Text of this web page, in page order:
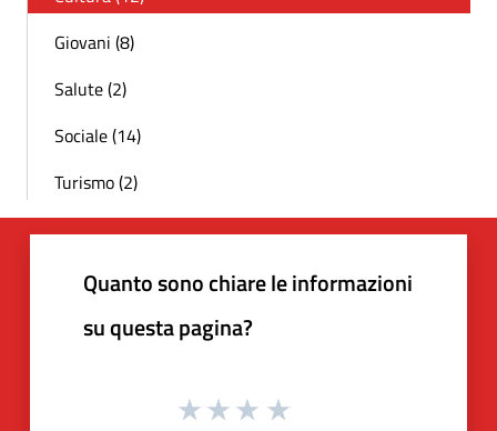
Giovani (8)
Salute (2)
Sociale (14)
Turismo (2)
Quanto sono chiare le informazioni
su questa pagina?